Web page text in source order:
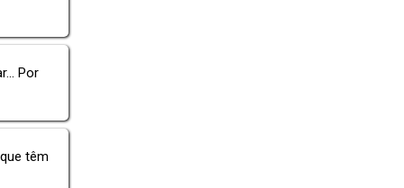
Por
têm